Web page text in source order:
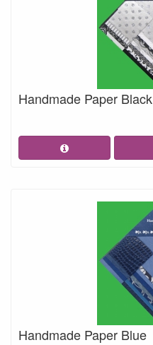
Handmade Paper Black
Handmade Paper Blue